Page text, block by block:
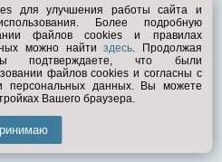
1998—2026
для улучшения работы сайта и
Более подробную
файлов cookies и правилах
можно найтиздесь. Продолжая
подтверждаете, что были
файлов cookies и согласны с
персональных данных. Вы можете
Вашего браузера.